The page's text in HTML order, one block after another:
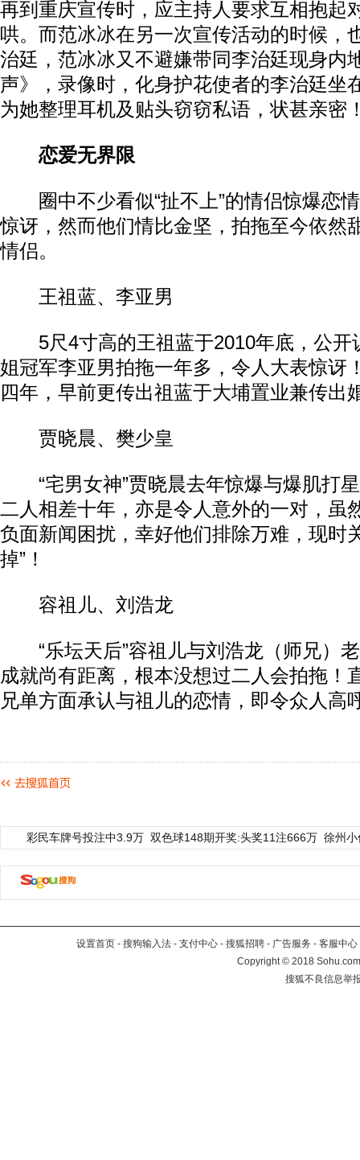
再到重庆宣传时，应主持人要求互相抱起
哄。而范冰冰在另一次宣传活动的时候，
治廷，范冰冰又不避嫌带同李治廷现身内
声》，录像时，化身护花使者的李治廷坐
为她整理耳机及贴头窃窃私语，状甚亲密
恋爱无界限
圈中不少看似“扯不上”的情侣惊爆恋
惊讶，然而他们情比金坚，拍拖至今依然
情侣。
王祖蓝、李亚男
5尺4寸高的王祖蓝于2010年底，公开
姐冠军李亚男拍拖一年多，令人大表惊讶
四年，早前更传出祖蓝于大埔置业兼传出
贾晓晨、樊少皇
“宅男女神”贾晓晨去年惊爆与爆肌打
二人相差十年，亦是令人意外的一对，虽
负面新闻困扰，幸好他们排除万难，现时
掉”！
容祖儿、刘浩龙
“乐坛天后”容祖儿与刘浩龙（师兄）
成就尚有距离，根本没想过二人会拍拖！
兄单方面承认与祖儿的恋情，即令众人高
彩民车牌号投注中3.9万 双色球148期开奖:头奖11注666万 徐州
设置首页 - 搜狗输入法 - 支付中心 - 搜狐招聘 - 广告服务 - 客服中心
Copyright©2018
搜狐不良信息举